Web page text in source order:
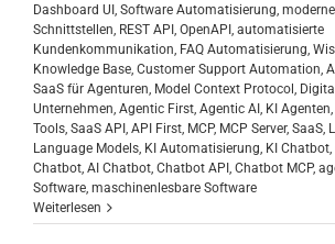
Dashboard UI , Software Automatisierung,
Schnittstellen, REST API , OpenAPI , automatisierte
Kundenkommunikation, FAQ Automatisierung,
Knowledge Base, Customer Support Automation,
SaaS für Agenturen, Model Context Protocol ,
Unternehmen, Agentic First, Agentic AI , KI Agenten,
Tools, SaaS API , API First, MCP, MCP Server, SaaS,
Language Models, KI Automatisierung, KI Chatbot,
Chatbot, AI Chatbot, Chatbot API , Chatbot MCP,
Software, maschinenlesbare Software
Weiterlesen